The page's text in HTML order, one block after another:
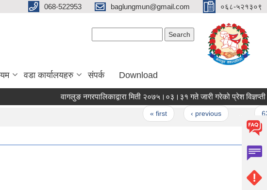
068-522953 baglungmun@gmail.com ०६८-५२१३०९
वडा कार्यालयहरु संपर्क Download
वागलुङ नगरपालिकाद्वारा मिती २०७५।०३।३१ गते जारी गरेको प्रेश विज्ञप्ती
‹ previous …